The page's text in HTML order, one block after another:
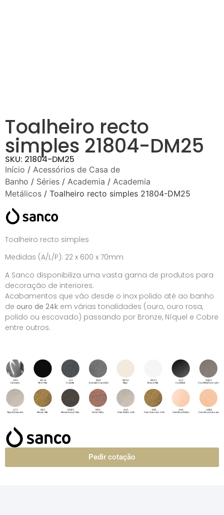
Toalheiro recto
simples 21804-DM25
SKU: 21804-DM25
Início / Acessórios de Casa de
Banho / Séries / Academia / Academia
Metálicos / Toalheiro recto simples 21804-DM25
Toalheiro recto simples
Medidas (A/L/P): 22 x 600 x 70mm
A Sanco disponibiliza uma vasta gama de produtos para
decoração de interiores.
Acabamentos que vão desde o inox polido até ao banho
de ouro de 24k em várias tonalidades (ouro, ouro rosa,
polido ou escovado) passando por Bronze, Níquel e Cobre
entre outros.
Pedir cotação